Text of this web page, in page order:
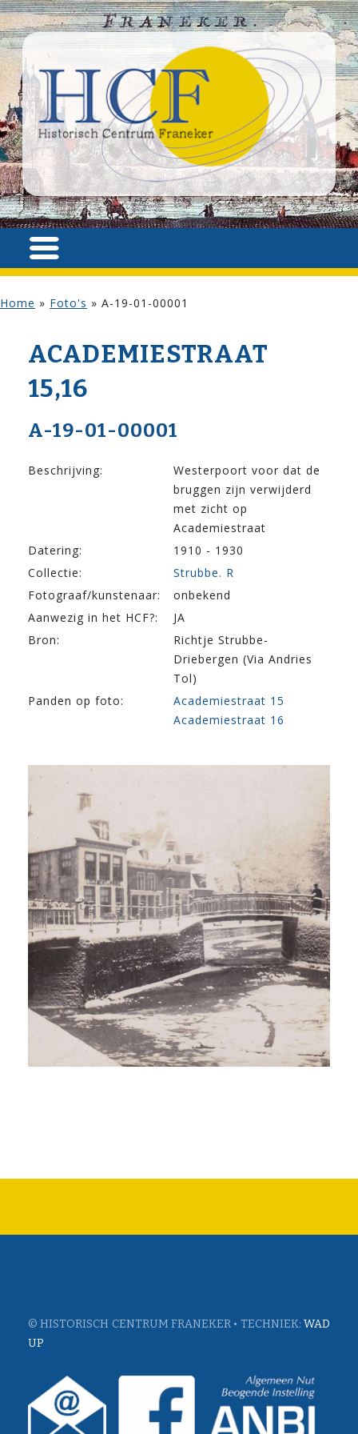
Home » Foto's » A-19-01-00001
ACADEMIE­STRAAT
15,16
A-19-01-00001
Beschrijving:
Westerpoort voor dat de
bruggen zijn verwijderd
met zicht op
Academiestraat
Datering:
1910 - 1930
Collectie:
Strubbe. R
Fotograaf/kunstenaar:
onbekend
Aanwezig in het HCF?:
JA
Bron:
Richtje Strubbe-
Driebergen (Via Andries
Tol)
Panden op foto:
Academiestraat 15
Academiestraat 16
© HISTORISCH CENTRUM FRANEKER • TECHNIEK: WAD
UP